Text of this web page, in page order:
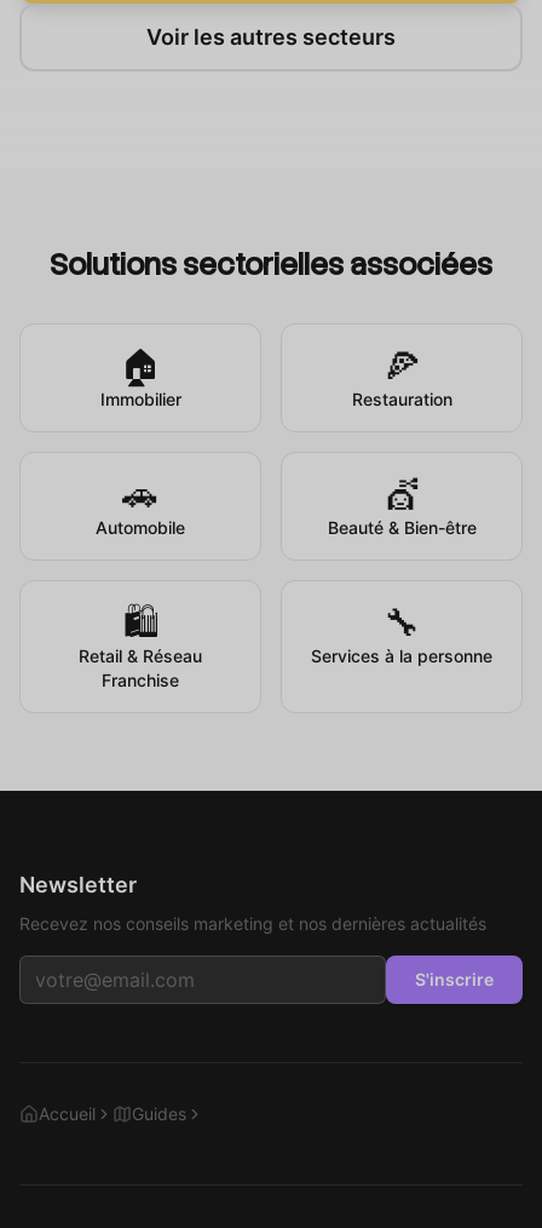
Voir les autres secteurs
Solutions sectorielles associées
🏠
Immobilier
🍕
Restauration
🚗
Automobile
💇
Beauté & Bien-être
🛍️
Retail & Réseau
Franchise
🔧
Services à la personne
Newsletter
Recevez nos conseils marketing et nos dernières actualités
S'inscrire
Accueil Guides